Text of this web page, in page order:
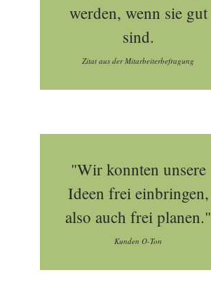
werden, wenn sie gut
sind.
Zitat aus der Mitarbeiterbefragung
"Wir konnten unsere
Ideen frei einbringen,
also auch frei planen."
Kunden O-Ton